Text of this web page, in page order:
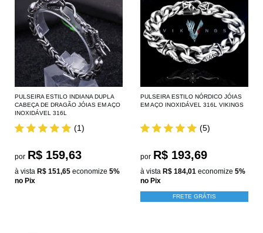
PULSEIRA ESTILO INDIANA DUPLA
CABEÇA DE DRAGÃO JÓIAS EM AÇO
INOXIDÁVEL 316L
(1)
por R$ 159,63
à vista R$ 151,65 economize 5%
no Pix
PULSEIRA ESTILO NÓRDICO JÓIAS
EM AÇO INOXIDÁVEL 316L VIKINGS
(5)
por R$ 193,69
à vista R$ 184,01 economize 5%
no Pix
FRETE GRÁTIS